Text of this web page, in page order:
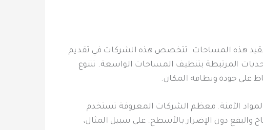
هذه المساحات. تتخصص هذه الشركات في تقديم
المرتبطة بتنظيف المساحات الواسعة. تتنوع
على جودة ونظافة المكان.
الآمنة. معظم الشركات المعروفة تستخدم
والبقع دون الإضرار بالأسطح. على سبيل المثال،